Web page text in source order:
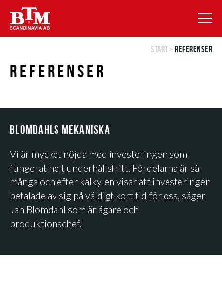
Start > Referenser
REFERENSER
BLOMDAHLS MEKANISKA
Vi är mycket nöjda med investeringen som
fungerat helt underhållsfritt. Fördelarna är så
många och efter kalkylen visar att investeringen
betalade av sig på väldigt kort tid för oss, säger
Jan Blomdahl som är ägare och
produktionschef.